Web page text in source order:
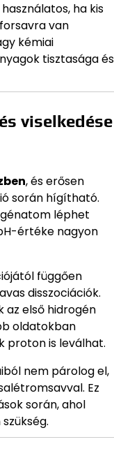
ha kis
van
kémiai
tisztasága és
viselkedése
, és erősen
során hígítható.
léphet
értéke nagyon
függően
disszociációk.
az első hidrogén
oldatokban
proton is leválhat.
nem párolog el,
Ez
során, ahol